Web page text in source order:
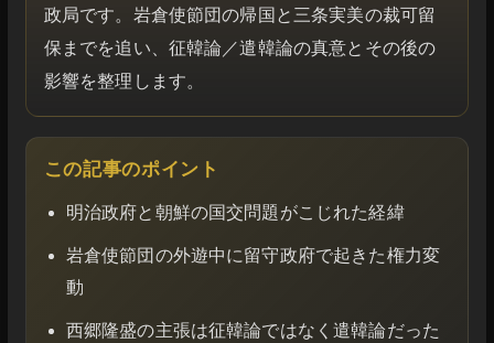
政局です。岩倉使節団の帰国と三条実美の裁可留
保までを追い、征韓論／遣韓論の真意とその後の
影響を整理します。
この記事のポイント
明治政府と朝鮮の国交問題がこじれた経緯
岩倉使節団の外遊中に留守政府で起きた権力変
動
西郷隆盛の主張は征韓論ではなく遣韓論だった